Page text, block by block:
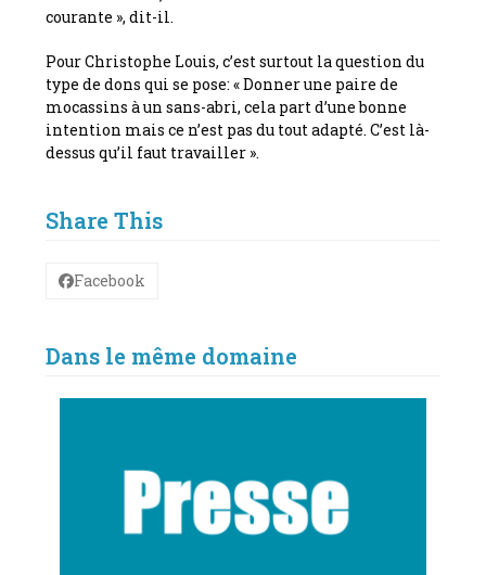
courante », dit-il.
Pour Christophe Louis, c’est surtout la question du
type de dons qui se pose: « Donner une paire de
mocassins à un sans-abri, cela part d’une bonne
intention mais ce n’est pas du tout adapté. C’est là-
dessus qu’il faut travailler ».
Share This
Facebook
Dans le même domaine